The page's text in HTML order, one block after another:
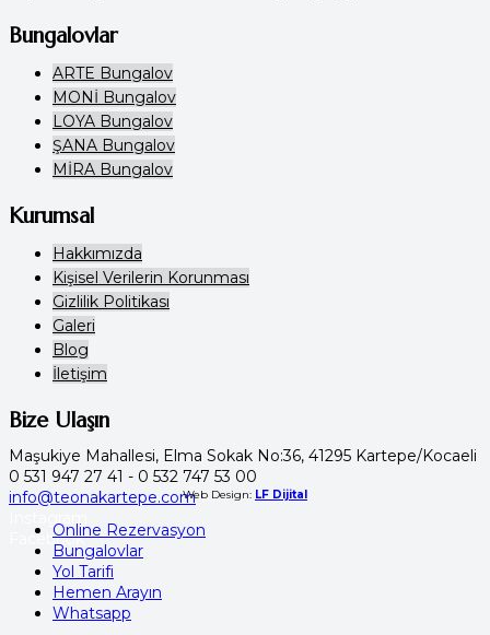
Bungalovlar
ARTE Bungalov
MONİ Bungalov
LOYA Bungalov
ŞANA Bungalov
MİRA Bungalov
Kurumsal
Hakkımızda
Kişisel Verilerin Korunması
Gizlilik Politikası
Galeri
Blog
İletişim
Bize Ulaşın
Maşukiye Mahallesi, Elma Sokak No:36, 41295 Kartepe/Kocaeli
0 531 947 27 41 - 0 532 747 53 00
info@teonakartepe.com
Facebook
Web Design: LF Dijital
Online Rezervasyon
Bungalovlar
Yol Tarifi
Hemen Arayın
Whatsapp